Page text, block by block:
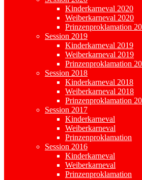
Kinderkarneval 2020
Weiberkarneval 2020
Prinzenproklamation
Session 2019
Kinderkarneval 2019
Weiberkarneval 2019
Prinzenproklamation
Session 2018
Kinderkarneval 2018
Weiberkarneval 2018
Prinzenproklamation
Session 2017
Kinderkarneval
Weiberkarneval
Prinzenproklamation
Session 2016
Kinderkarneval
Weiberkarneval
Prinzenproklamation